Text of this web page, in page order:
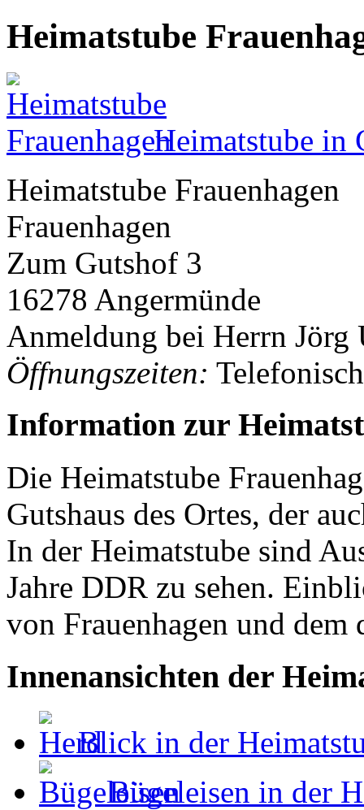
Heimatstube
Heimatstube in
Heimatstube Frauenhagen
Frauenhagen
Zum Gutshof 3
16278 Angermünde
Anmeldung bei Herrn
Öffnungszeiten:
Information zur
Die Heimatstube
Gutshaus des Ortes, der
In der Heimatstube sind
Jahre DDR zu sehen.
von Frauenhagen und
Innenansichten der
Blick in der
Bügeleisen in der